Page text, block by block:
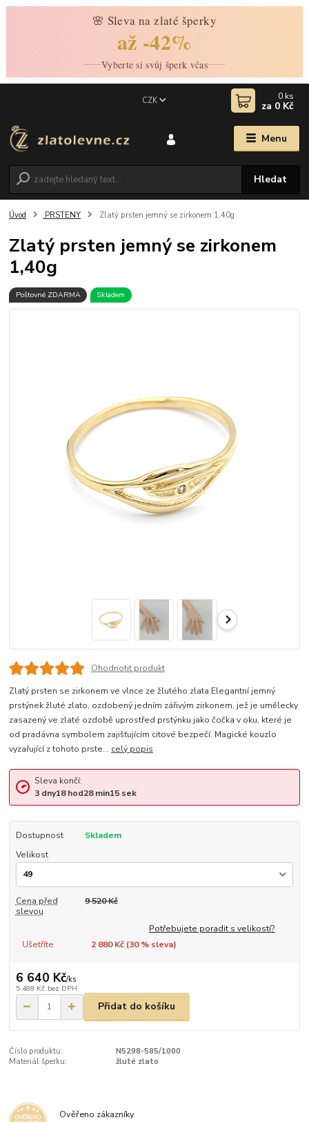
🌸 Sleva na zlaté šperky
až -42%
Vyberte si svůj šperk včas
Menu
CZK
Hledat
0 ks
za 0 Kč
Úvod PRSTENY Zlatý prsten jemný se zirkonem 1,40g
Zlatý prsten jemný se zirkonem
1,40g
Poštovné ZDARMA Skladem
Ohodnotit produkt
Zlatý prsten se zirkonem ve vlnce ze žlutého zlata.Elegantní jemný
prstýnek žluté zlato, ozdobený jedním zářivým zirkonem, jež je umělecky
zasazený ve zlaté ozdobě uprostřed prstýnku jako čočka v oku, které je
od pradávna symbolem zajišťujícím citové bezpečí. Magické kouzlo
vyzařující z tohoto prste... celý popis
Sleva končí:
3 dny18hod28min15sek
Dostupnost
Skladem
Velikost
Cena před
slevou
9 520 Kč
Potřebujete poradit s velikostí?
Ušetříte
2 880 Kč (30% sleva)
6 640 Kč/ks
5 488 Kč bez DPH
Přidat do košíku
Číslo produktu:
N5298-585/1000
Materiál šperku:
žluté zlato
Ověřeno zákazníky